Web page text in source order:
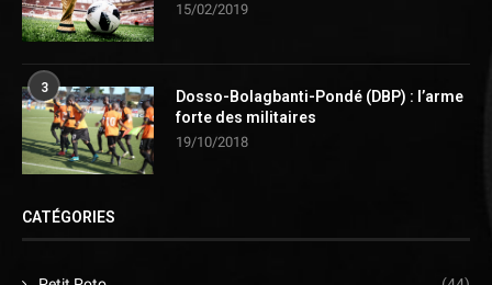
15/02/2019
3
Dosso-Bolagbanti-Pondé (DBP) : l’arme
forte des militaires
19/10/2018
CATÉGORIES